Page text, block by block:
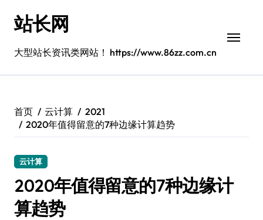
站长网
大型站长资讯类网站！ https://www.86zz.com.cn
首页 云计算
2021
2020年值得留意的7种边缘计算趋势
云计算
2020年值得留意的7种边缘计
算趋势